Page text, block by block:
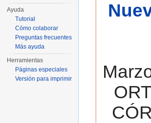
Ayuda
Tutorial
Cómo colaborar
Preguntas frecuentes
Más ayuda
Herramientas
Páginas especiales
Versión para imprimir